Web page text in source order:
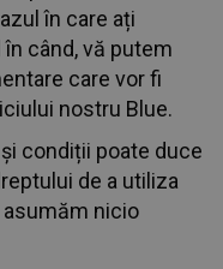
în care ați
când, vă putem
care vor fi
nostru Blue.
condiții poate duce
de a utiliza
asumăm nicio